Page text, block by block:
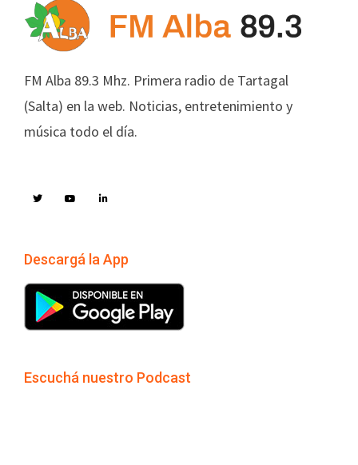
FM Alba 89.3 Mhz. Primera radio de Tartagal
(Salta) en la web. Noticias, entretenimiento y
música todo el día.
Descargá la App
Escuchá nuestro Podcast